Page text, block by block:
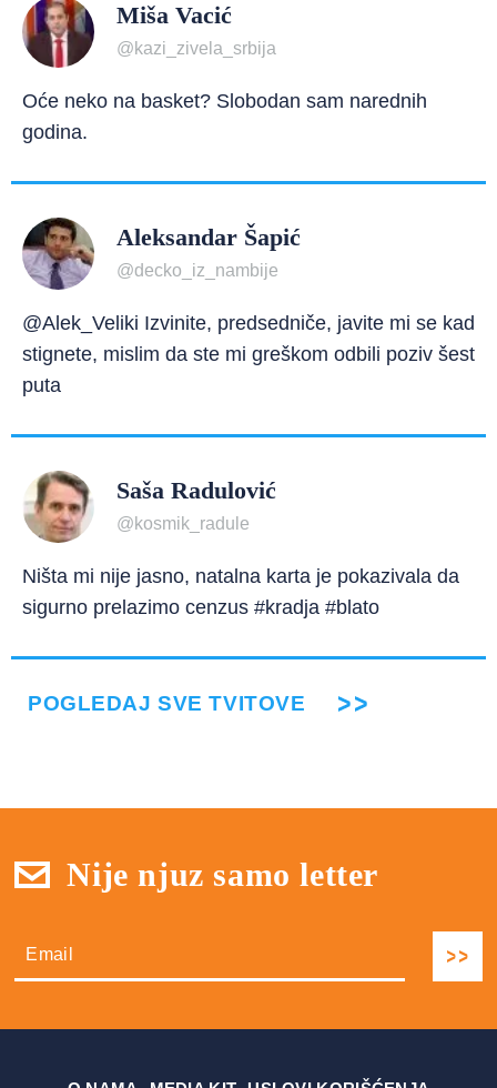
Miša Vacić
@kazi_zivela_srbija
Oće neko na basket? Slobodan sam narednih
godina.
Aleksandar Šapić
@decko_iz_nambije
@Alek_Veliki Izvinite, predsedniče, javite mi se kad
stignete, mislim da ste mi greškom odbili poziv šest
puta
Saša Radulović
@kosmik_radule
Ništa mi nije jasno, natalna karta je pokazivala da
sigurno prelazimo cenzus #kradja #blato
POGLEDAJ SVE TVITOVE
Nije njuz samo letter